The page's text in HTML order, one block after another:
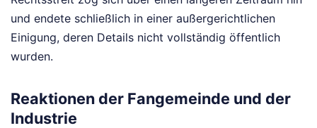
und endete schließlich in einer außergerichtlichen
Einigung, deren Details nicht vollständig öffentlich
wurden.
Reaktionen der Fangemeinde und der
Industrie